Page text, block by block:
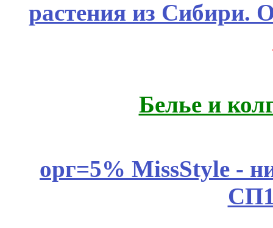
растения из Сибири.
Белье и
орг=5% MissStyle -